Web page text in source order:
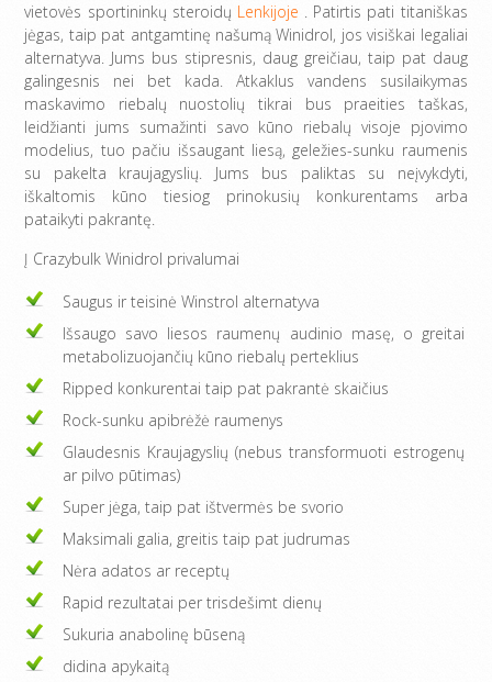
vietovės sportininkų steroidų Lenkijoje . Patirtis pati titaniškas
jėgas, taip pat antgamtinę našumą Winidrol, jos visiškai legaliai
alternatyva. Jums bus stipresnis, daug greičiau, taip pat daug
galingesnis nei bet kada. Atkaklus vandens susilaikymas
maskavimo riebalų nuostolių tikrai bus praeities taškas,
leidžianti jums sumažinti savo kūno riebalų visoje pjovimo
modelius, tuo pačiu išsaugant liesą, geležies-sunku raumenis
su pakelta kraujagyslių. Jums bus paliktas su neįvykdyti,
iškaltomis kūno tiesiog prinokusių konkurentams arba
pataikyti pakrantę.
Į Crazybulk Winidrol privalumai
Saugus ir teisinė Winstrol alternatyva
Išsaugo savo liesos raumenų audinio masę, o greitai
metabolizuojančių kūno riebalų perteklius
Ripped konkurentai taip pat pakrantė skaičius
Rock-sunku apibrėžė raumenys
Glaudesnis Kraujagyslių (nebus transformuoti estrogenų
ar pilvo pūtimas)
Super jėga, taip pat ištvermės be svorio
Maksimali galia, greitis taip pat judrumas
Nėra adatos ar receptų
Rapid rezultatai per trisdešimt dienų
Sukuria anabolinę būseną
didina apykaitą